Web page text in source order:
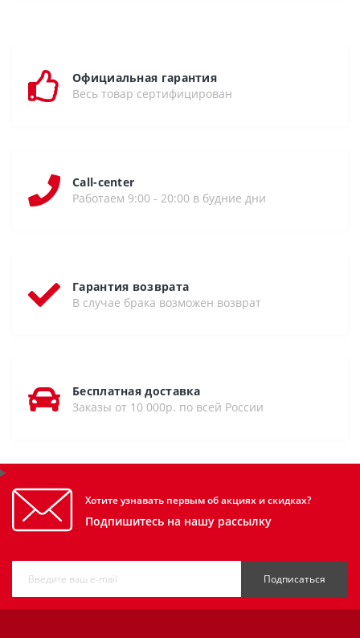
Официальная гарантия
Весь товар сертифицирован
Call-center
Работаем 9:00 - 20:00 в будние дни
Гарантия возврата
В случае брака возможен возврат
Бесплатная доставка
Заказы от 10 000р. по всей России
Хотите узнавать первым об акциях и скидках?
Подпишитесь на нашу рассылку
Подписаться